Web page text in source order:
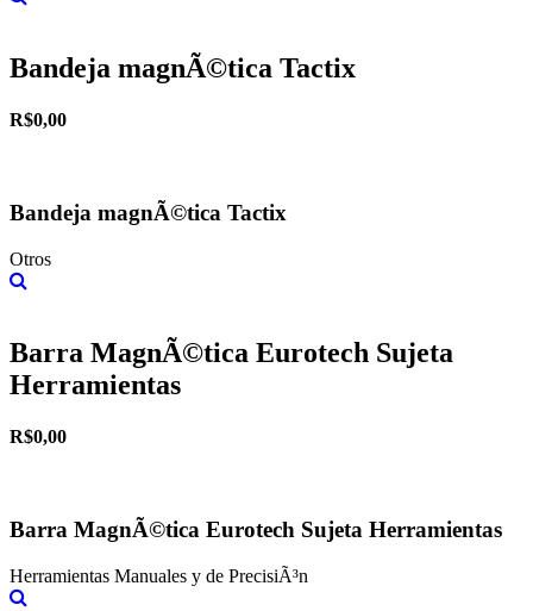
Bandeja magnÃ©tica Tactix
R$0,00
Bandeja magnÃ©tica Tactix
Otros
Barra MagnÃ©tica Eurotech Sujeta
Herramientas
R$0,00
Barra MagnÃ©tica Eurotech Sujeta Herramientas
Herramientas Manuales y de PrecisiÃ³n